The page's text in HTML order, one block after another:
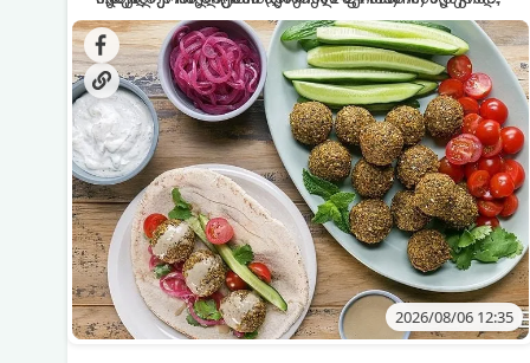
სალათებთან ერთად ან ტახინის (სესამის)
სოუსთან მირთმევისთვის.
იდეალურად შეინარჩუნოს და არ დაიშალოს.
დრო: 10–15 წუთი ულუფა: 20–24 ცალი ბურთულა
(4–6 პორცია)
2026/08/06 12:35